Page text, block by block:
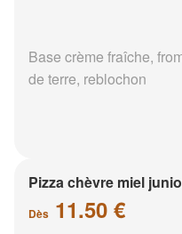
Base crème fraîche,
de terre, reblochon
Pizza chèvre miel
Dès 11.50 €